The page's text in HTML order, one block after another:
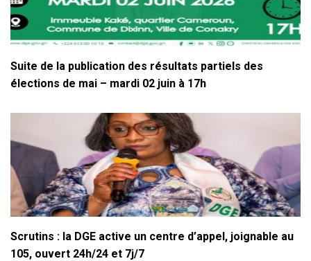
Suite de la publication des résultats partiels des
élections de mai – mardi 02 juin à 17h
Scrutins : la DGE active un centre d’appel, joignable au
105, ouvert 24h/24 et 7j/7